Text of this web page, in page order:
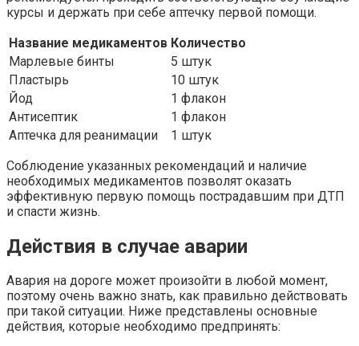
курсы и держать при себе аптечку первой помощи.
Название медикаментов Количество
Марлевые бинты
5 штук
Пластырь
10 штук
Йод
1 флакон
Антисептик
1 флакон
Аптечка для реанимации
1 штук
Соблюдение указанных рекомендаций и наличие
необходимых медикаментов позволят оказать
эффективную первую помощь пострадавшим при ДТП
и спасти жизнь.
Действия в случае аварии
Авария на дороге может произойти в любой момент,
поэтому очень важно знать, как правильно действовать
при такой ситуации. Ниже представлены основные
действия, которые необходимо предпринять: